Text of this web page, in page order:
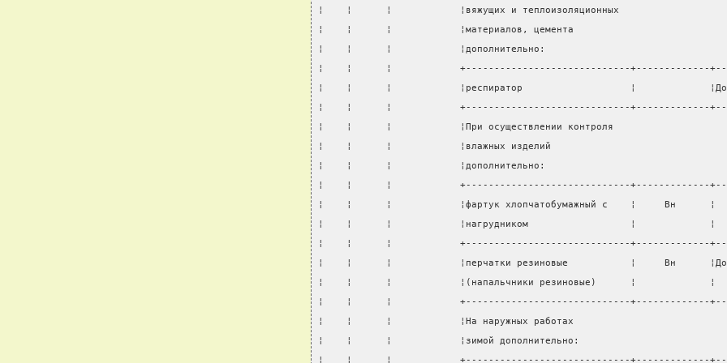
¦    ¦      ¦            ¦вяжущих и теплоизоляционных
¦    ¦      ¦            ¦материалов, цемента
¦    ¦      ¦            ¦дополнительно:
¦    ¦      ¦            +-----------------------------+-------------
¦    ¦      ¦            ¦респиратор                   ¦             ¦До
¦    ¦      ¦            +-----------------------------+-------------
¦    ¦      ¦            ¦При осуществлении контроля
¦    ¦      ¦            ¦влажных изделий
¦    ¦      ¦            ¦дополнительно:
¦    ¦      ¦            +-----------------------------+-------------
¦    ¦      ¦            ¦фартук хлопчатобумажный с    ¦     Вн      ¦
¦    ¦      ¦            ¦нагрудником                  ¦             ¦
¦    ¦      ¦            +-----------------------------+-------------
¦    ¦      ¦            ¦перчатки резиновые           ¦     Вн      ¦До
¦    ¦      ¦            ¦(напальчники резиновые)      ¦             ¦
¦    ¦      ¦            +-----------------------------+-------------
¦    ¦      ¦            ¦На наружных работах
¦    ¦      ¦            ¦зимой дополнительно:
¦    ¦      ¦            +-----------------------------+-------------